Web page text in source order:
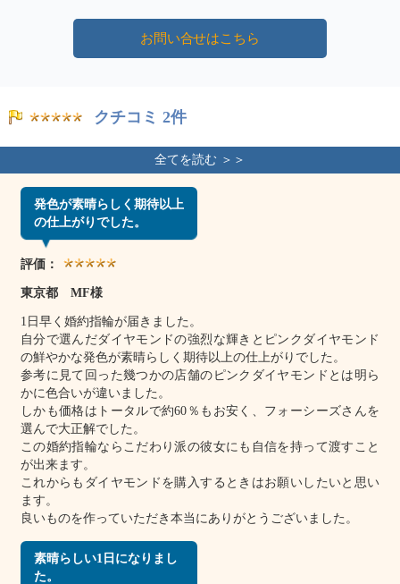
お問い合せはこちら
クチコミ 2件
発色が素晴らしく期待以上
の仕上がりでした。
評価：
東京都 MF様
1日早く婚約指輪が届きました。
自分で選んだダイヤモンドの強烈な輝きとピンクダイヤモンド
の鮮やかな発色が素晴らしく期待以上の仕上がりでした。
参考に見て回った幾つかの店舗のピンクダイヤモンドとは明ら
かに色合いが違いました。
しかも価格はトータルで約60％もお安く、フォーシーズさんを
選んで大正解でした。
この婚約指輪ならこだわり派の彼女にも自信を持って渡すこと
が出来ます。
これからもダイヤモンドを購入するときはお願いしたいと思い
ます。
良いものを作っていただき本当にありがとうございました。
素晴らしい1日になりまし
た。